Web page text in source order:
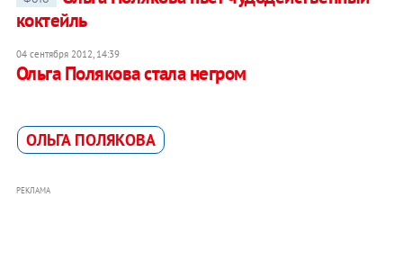
коктейль
04 сентября 2012, 14:39
Ольга Полякова стала негром
ОЛЬГА ПОЛЯКОВА
РЕКЛАМА